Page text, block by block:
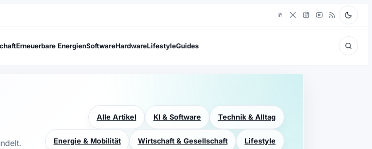
Erneuerbare EnergienSoftwareHardwareLifestyleGuides
Alle Artikel KI & Software Technik & Alltag
Energie & Mobilität Wirtschaft & Gesellschaft Lifestyle